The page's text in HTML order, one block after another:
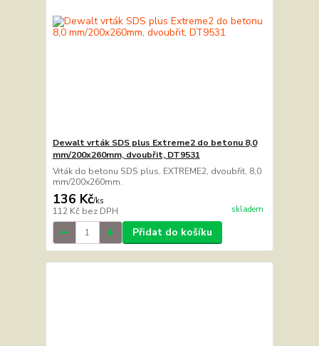
Dewalt vrták SDS plus Extreme2 do betonu 8,0
mm/200x260mm, dvoubřit, DT9531
Vrták do betonu SDS plus, EXTREME2, dvoubřit, 8,0
mm/200x260mm.
136 Kč/ks
112 Kč bez DPH skladem
Přidat do košíku